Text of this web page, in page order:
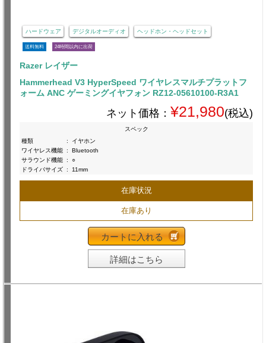
ハードウェア デジタルオーディオ ヘッドホン・ヘッドセット
送料無料 24時間以内に出荷
Razer レイザー
Hammerhead V3 HyperSpeed ワイヤレスマルチプラットフ
ォーム ANC ゲーミングイヤフォン RZ12-05610100-R3A1
ネット価格： ¥21,980(税込)
スペック
種類
:
イヤホン
ワイヤレス機能 :
Bluetooth
サラウンド機能 :
○
ドライバサイズ : 11mm
在庫状況
在庫あり
カートに入れる
詳細はこちら